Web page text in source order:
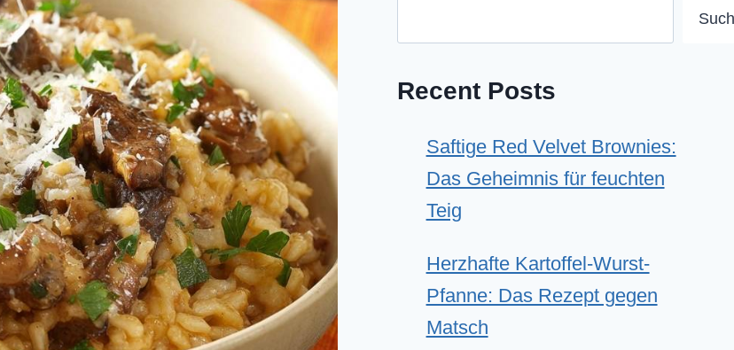
Recent Posts
Saftige Red Velvet Brownies:
Das Geheimnis für feuchten
Teig
Herzhafte Kartoffel-Wurst-
Pfanne: Das Rezept gegen
Matsch